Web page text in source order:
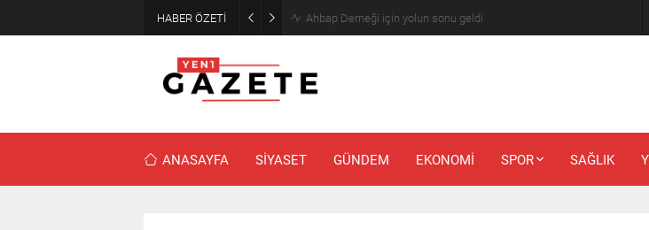
HABER ÖZETİ Mourinho’dan Arda Güler’e kötü haber
ANASAYFA SİYASET GÜNDEM EKONOMİ SPOR SAĞLIK